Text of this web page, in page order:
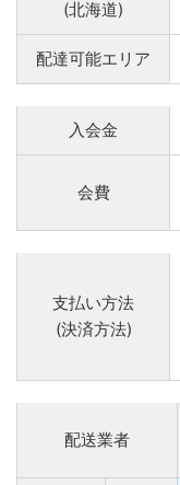
(北海道)
配達可能エリア
入会金
会費
支払い方法
(決済方法)
配送業者